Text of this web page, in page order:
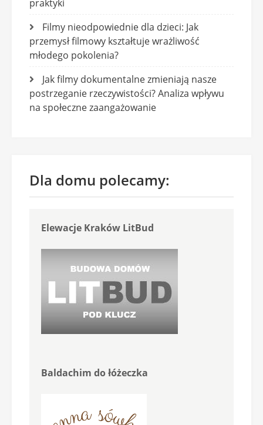
praktyki
Filmy nieodpowiednie dla dzieci: Jak
przemysł filmowy kształtuje wrażliwość
młodego pokolenia?
Jak filmy dokumentalne zmieniają nasze
postrzeganie rzeczywistości? Analiza wpływu
na społeczne zaangażowanie
Dla domu polecamy:
Elewacje Kraków LitBud
Baldachim do łóżeczka